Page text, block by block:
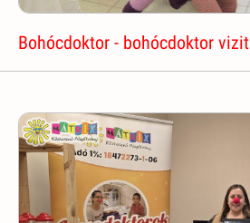
Bohócdoktor - bohócdoktor vizit